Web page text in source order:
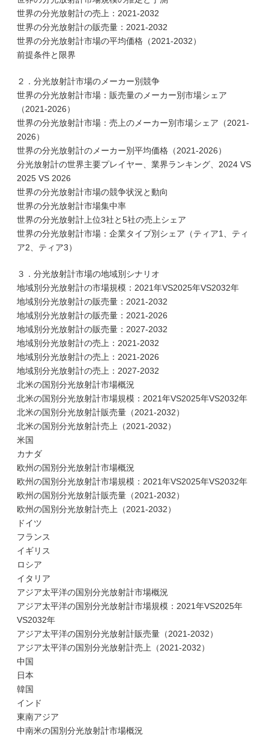
世界の分光放射計の売上：2021-2032
世界の分光放射計の販売量：2021-2032
世界の分光放射計市場の平均価格（2021-2032）
前提条件と限界
２．分光放射計市場のメーカー別競争
世界の分光放射計市場：販売量のメーカー別市場シェア
（2021-2026）
世界の分光放射計市場：売上のメーカー別市場シェア（2021-
2026）
世界の分光放射計のメーカー別平均価格（2021-2026）
分光放射計の世界主要プレイヤー、業界ランキング、2024 VS
2025 VS 2026
世界の分光放射計市場の競争状況と動向
世界の分光放射計市場集中率
世界の分光放射計上位3社と5社の売上シェア
世界の分光放射計市場：企業タイプ別シェア（ティア1、ティ
ア2、ティア3）
３．分光放射計市場の地域別シナリオ
地域別分光放射計の市場規模：2021年VS2025年VS2032年
地域別分光放射計の販売量：2021-2032
地域別分光放射計の販売量：2021-2026
地域別分光放射計の販売量：2027-2032
地域別分光放射計の売上：2021-2032
地域別分光放射計の売上：2021-2026
地域別分光放射計の売上：2027-2032
北米の国別分光放射計市場概況
北米の国別分光放射計市場規模：2021年VS2025年VS2032年
北米の国別分光放射計販売量（2021-2032）
北米の国別分光放射計売上（2021-2032）
米国
カナダ
欧州の国別分光放射計市場概況
欧州の国別分光放射計市場規模：2021年VS2025年VS2032年
欧州の国別分光放射計販売量（2021-2032）
欧州の国別分光放射計売上（2021-2032）
ドイツ
フランス
イギリス
ロシア
イタリア
アジア太平洋の国別分光放射計市場概況
アジア太平洋の国別分光放射計市場規模：2021年VS2025年
VS2032年
アジア太平洋の国別分光放射計販売量（2021-2032）
アジア太平洋の国別分光放射計売上（2021-2032）
中国
日本
韓国
インド
東南アジア
中南米の国別分光放射計市場概況